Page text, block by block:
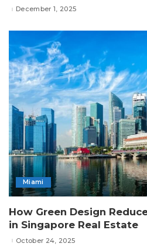
December 1, 2025
Miami
How Green Design
in Singapore Real Estate
October 24, 2025